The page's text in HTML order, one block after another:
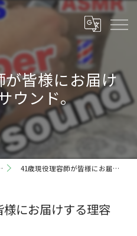
皆様にお届け
ウンド。
41歳現役理容師が皆様にお届けする理容サウンド。
にお届けする理容